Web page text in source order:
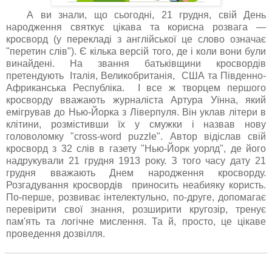
А ви знали, що сьогодні, 21 грудня, свій День
народження святкує цікава та корисна розвага —
кросворд (у перекладі з англійської це слово означає
"перетин слів"). Є кілька версій того, де і коли вони були
винайдені. На звання батьківщини кросвордів
претендують Італія, Великобританія, США та Південно-
Африканська Республіка. І все ж творцем першого
кросворду вважають журналіста Артура Уїнна, який
емігрував до Нью-Йорка з Ліверпуля. Він уклав літери в
клітини, розмістивши їх у смужки і назвав нову
головоломку "cross-word puzzle". Автор відіслав свій
кросворд з 32 слів в газету "Нью-Йорк уорлд", де його
надрукували 21 грудня 1913 року. З того часу дату 21
грудня вважають Днем народження кросворду.
Розгадування кросвордів приносить неабияку користь.
По-перше, розвиває інтелектульно, по-друге, допомагає
перевірити свої знання, розширити кругозір, тренує
пам'ять та логічне мислення. Та й, просто, це цікаве
проведення дозвілля.